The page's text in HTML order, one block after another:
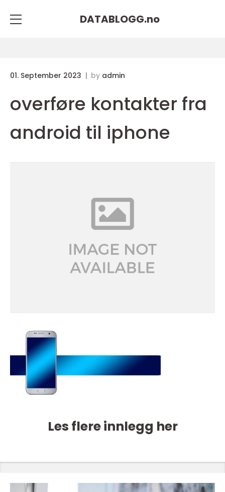
DATABLOGG.no
01. September 2023 by admin
overføre kontakter fra
android til iphone
Les flere innlegg her